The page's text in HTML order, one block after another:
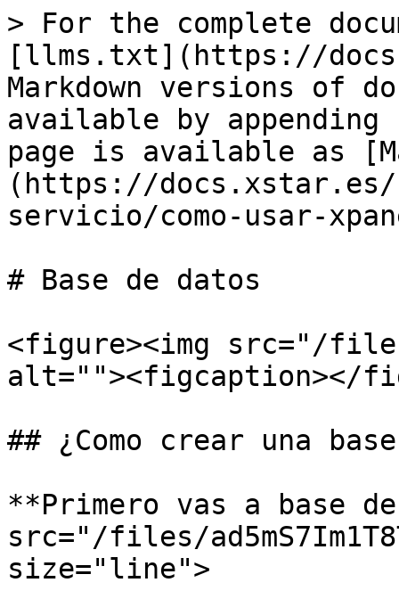
> For the complete
[llms.txt](https://
Markdown versions of
available by
page is available as
(https://
servicio/como-usar-
# Base de datos
<figure><img src="/files/
alt=""><figcaption></
## ¿Como crear una
**Primero vas a base
src="/files/
size="line">